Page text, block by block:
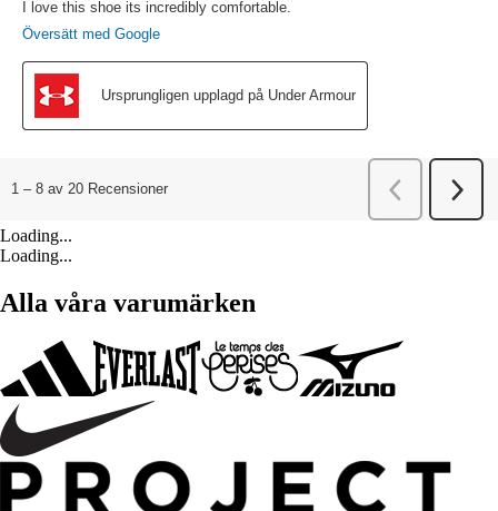
Loading...
Loading...
Alla våra varumärken